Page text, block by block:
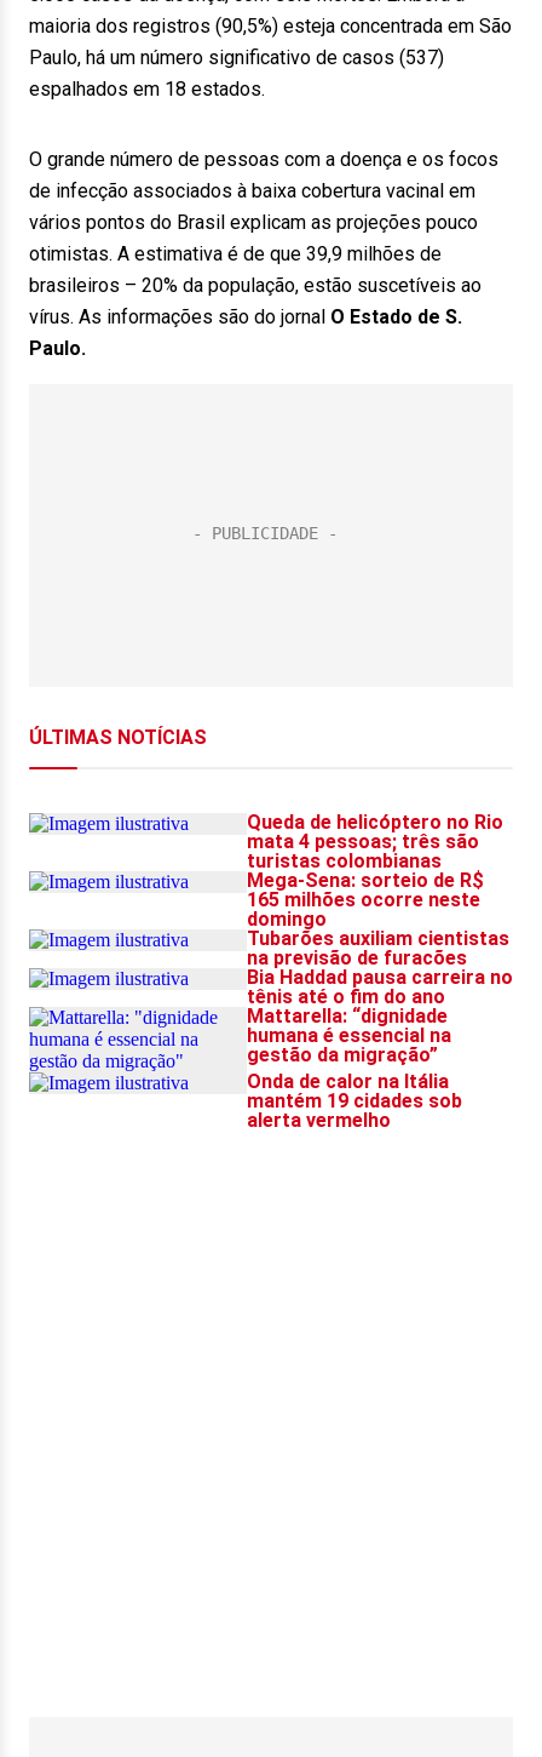
maioria dos registros (90,5%) esteja concentrada em São
Paulo, há um número significativo de casos (537)
espalhados em 18 estados.
O grande número de pessoas com a doença e os focos
de infecção associados à baixa cobertura vacinal em
vários pontos do Brasil explicam as projeções pouco
otimistas. A estimativa é de que 39,9 milhões de
brasileiros – 20% da população, estão suscetíveis ao
vírus. As informações são do jornal O Estado de S.
Paulo.